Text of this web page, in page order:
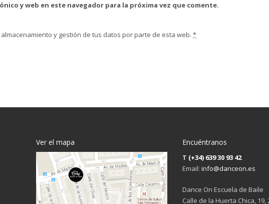
y web en este navegador para la próxima vez que comente.
y gestión de tus datos por parte de esta web. *
Ver el mapa Encuéntranos
T (+34) 639 30 93 42
Email: info@danceon.es
Dance On Escuela de Baile
Calle de la Huerta Chica, 19,